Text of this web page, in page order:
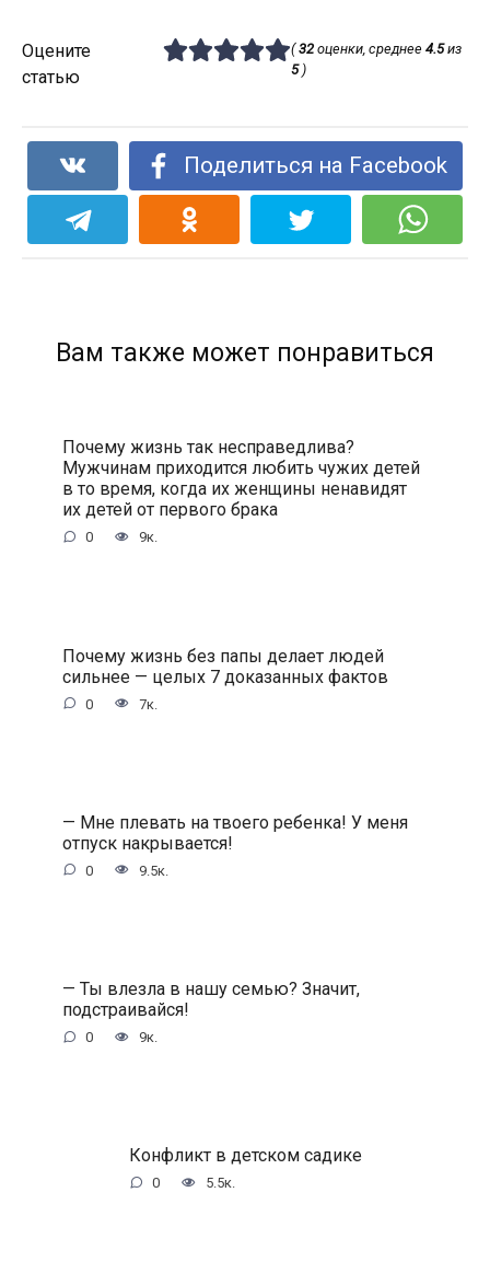
Оцените
статью
(32оценки, среднее 4.5из
5)
Поделиться на Facebook
Вам также может понравиться
Почему жизнь так несправедлива?
Мужчинам приходится любить чужих детей
в то время, когда их женщины ненавидят
их детей от первого брака
0 9к.
Почему жизнь без папы делает людей
сильнее — целых 7 доказанных фактов
0 7к.
— Мне плевать на твоего ребенка! У меня
отпуск накрывается!
0 9.5к.
— Ты влезла в нашу семью? Значит,
подстраивайся!
0 9к.
Конфликт в детском садике
0 5.5к.